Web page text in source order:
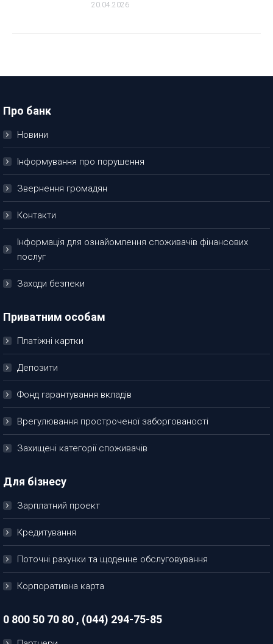
20.04.2026
Про банк
Новини
Інформування про порушення
Звернення громадян
Контакти
Інформація для ознайомлення споживачів фінансових
послуг
Заходи безпеки
Приватним особам
Платіжні картки
Депозити
Фонд гарантування вкладів
Врегулювання простроченої заборгованості
Захищені категорії споживачів
Для бізнесу
Зарплатний проект
Кредитування
Поточні рахунки та щоденне обслуговування
Корпоративна карта
0 800 50 70 80 , (044) 294-75-85